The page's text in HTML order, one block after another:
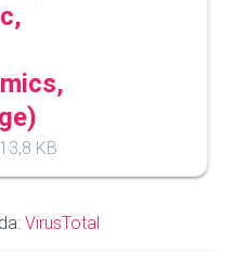
KB
VirusTotal